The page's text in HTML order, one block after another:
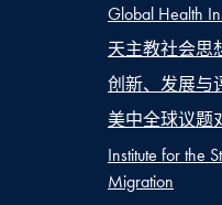
Global Health
天主教社会思
创新、发展与
美中全球议题
Institute for the
Migration